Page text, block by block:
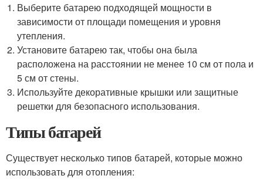
Выберите батарею подходящей мощности в
зависимости от площади помещения и уровня
утепления.
Установите батарею так, чтобы она была
расположена на расстоянии не менее 10 см от пола и
5 см от стены.
Используйте декоративные крышки или защитные
решетки для безопасного использования.
Типы батарей
Существует несколько типов батарей, которые можно
использовать для отопления: